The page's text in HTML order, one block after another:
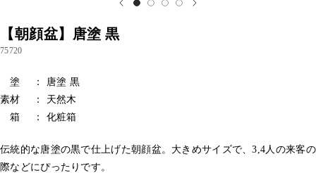
【朝顔盆】唐塗 黒
75720
塗 ： 唐塗 黒
素材 ： 天然木
箱 ： 化粧箱
伝統的な唐塗の黒で仕上げた朝顔盆。大きめサイズで、3,4人の来客の
際などにぴったりです。